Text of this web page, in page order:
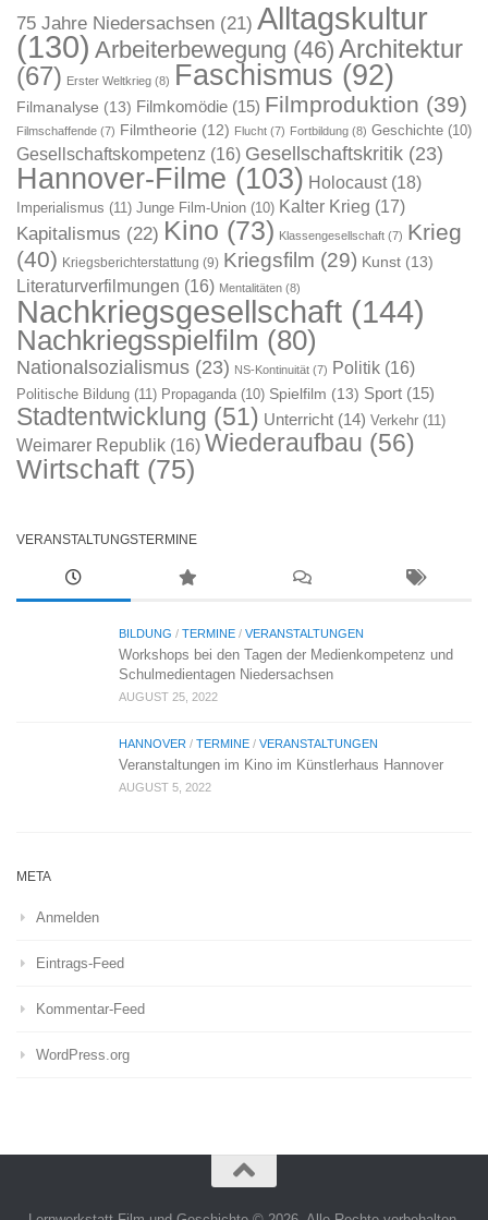
75 Jahre Niedersachsen (21) Alltagskultur
(130) Arbeiterbewegung (46) Architektur
(67) Erster Weltkrieg (8) Faschismus (92)
Filmanalyse (13) Filmkomödie (15) Filmproduktion (39)
Filmschaffende (7) Filmtheorie (12) Flucht (7) Fortbildung (8) Geschichte (10)
Gesellschaftskompetenz (16) Gesellschaftskritik (23)
Hannover-Filme (103) Holocaust(18)
Imperialismus (11) Junge Film-Union (10) Kalter Krieg (17)
Kapitalismus (22) Kino (73) Klassengesellschaft (7) Krieg
(40) Kriegsberichterstattung (9) Kriegsfilm (29) Kunst (13)
Literaturverfilmungen (16) Mentalitäten (8)
Nachkriegsgesellschaft (144)
Nachkriegsspielfilm (80)
Nationalsozialismus (23) NS-Kontinuität (7) Politik (16)
Politische Bildung (11) Propaganda (10) Spielfilm (13) Sport (15)
Stadtentwicklung (51) Unterricht (14) Verkehr (11)
Weimarer Republik (16) Wiederaufbau (56)
Wirtschaft (75)
VERANSTALTUNGSTERMINE
BILDUNG / TERMINE / VERANSTALTUNGEN
Workshops bei den Tagen der Medienkompetenz und
Schulmedientagen Niedersachsen
AUGUST 25, 2022
HANNOVER / TERMINE / VERANSTALTUNGEN
Veranstaltungen im Kino im Künstlerhaus Hannover
AUGUST 5, 2022
META
Anmelden
Eintrags-Feed
Kommentar-Feed
WordPress.org